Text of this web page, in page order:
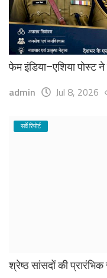
फेम इंडिया–एशिया पोस्ट
admin Jul 8, 2026
सर्वे रिपोर्ट
श्रेष्ठ सांसदों की